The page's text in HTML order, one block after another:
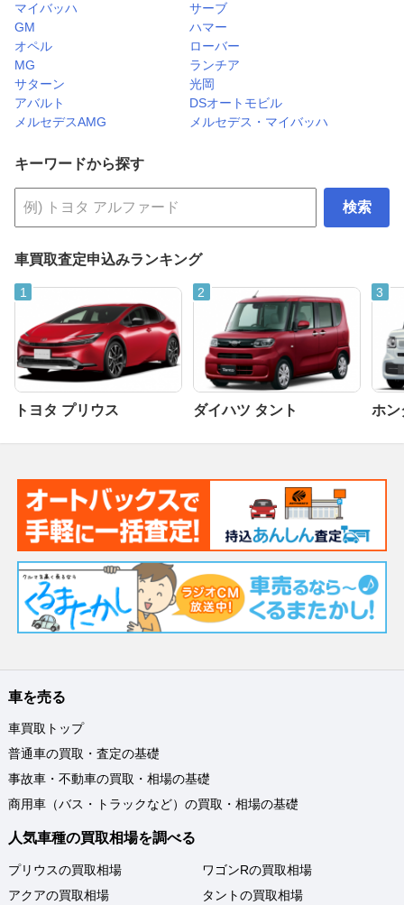
マイバッハ
サーブ
GM
ハマー
オペル
ローバー
MG
ランチア
サターン
光岡
アバルト
DSオートモビル
メルセデスAMG
メルセデス・マイバッハ
キーワードから探す
検索
車買取査定申込みランキング
トヨタ プリウス ダイハツ タント ホン
車を売る
車買取トップ
普通車の買取・査定の基礎
事故車・不動車の買取・相場の基礎
商用車（バス・トラックなど）の買取・相場の基礎
人気車種の買取相場を調べる
プリウスの買取相場
アクアの買取相場
ワゴンRの買取相場
タントの買取相場